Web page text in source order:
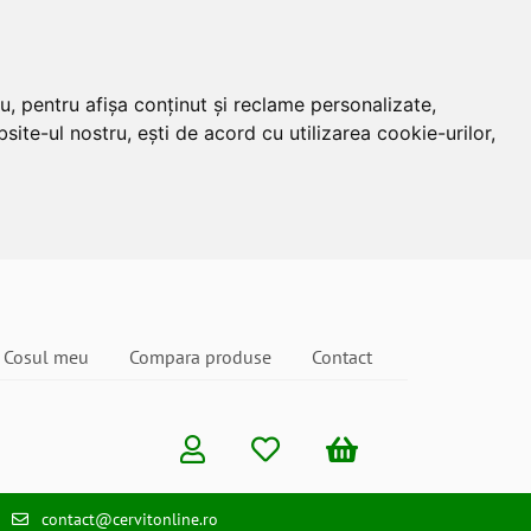
pentru afișa conținut și reclame personalizate,
ul nostru, ești de acord cu utilizarea cookie-urilor,
Cosul meu Compara produse Contact
contact@cervitonline.ro